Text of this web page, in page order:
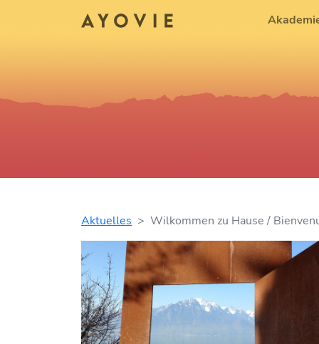
Aktuelles Wilkommen zu Hause /